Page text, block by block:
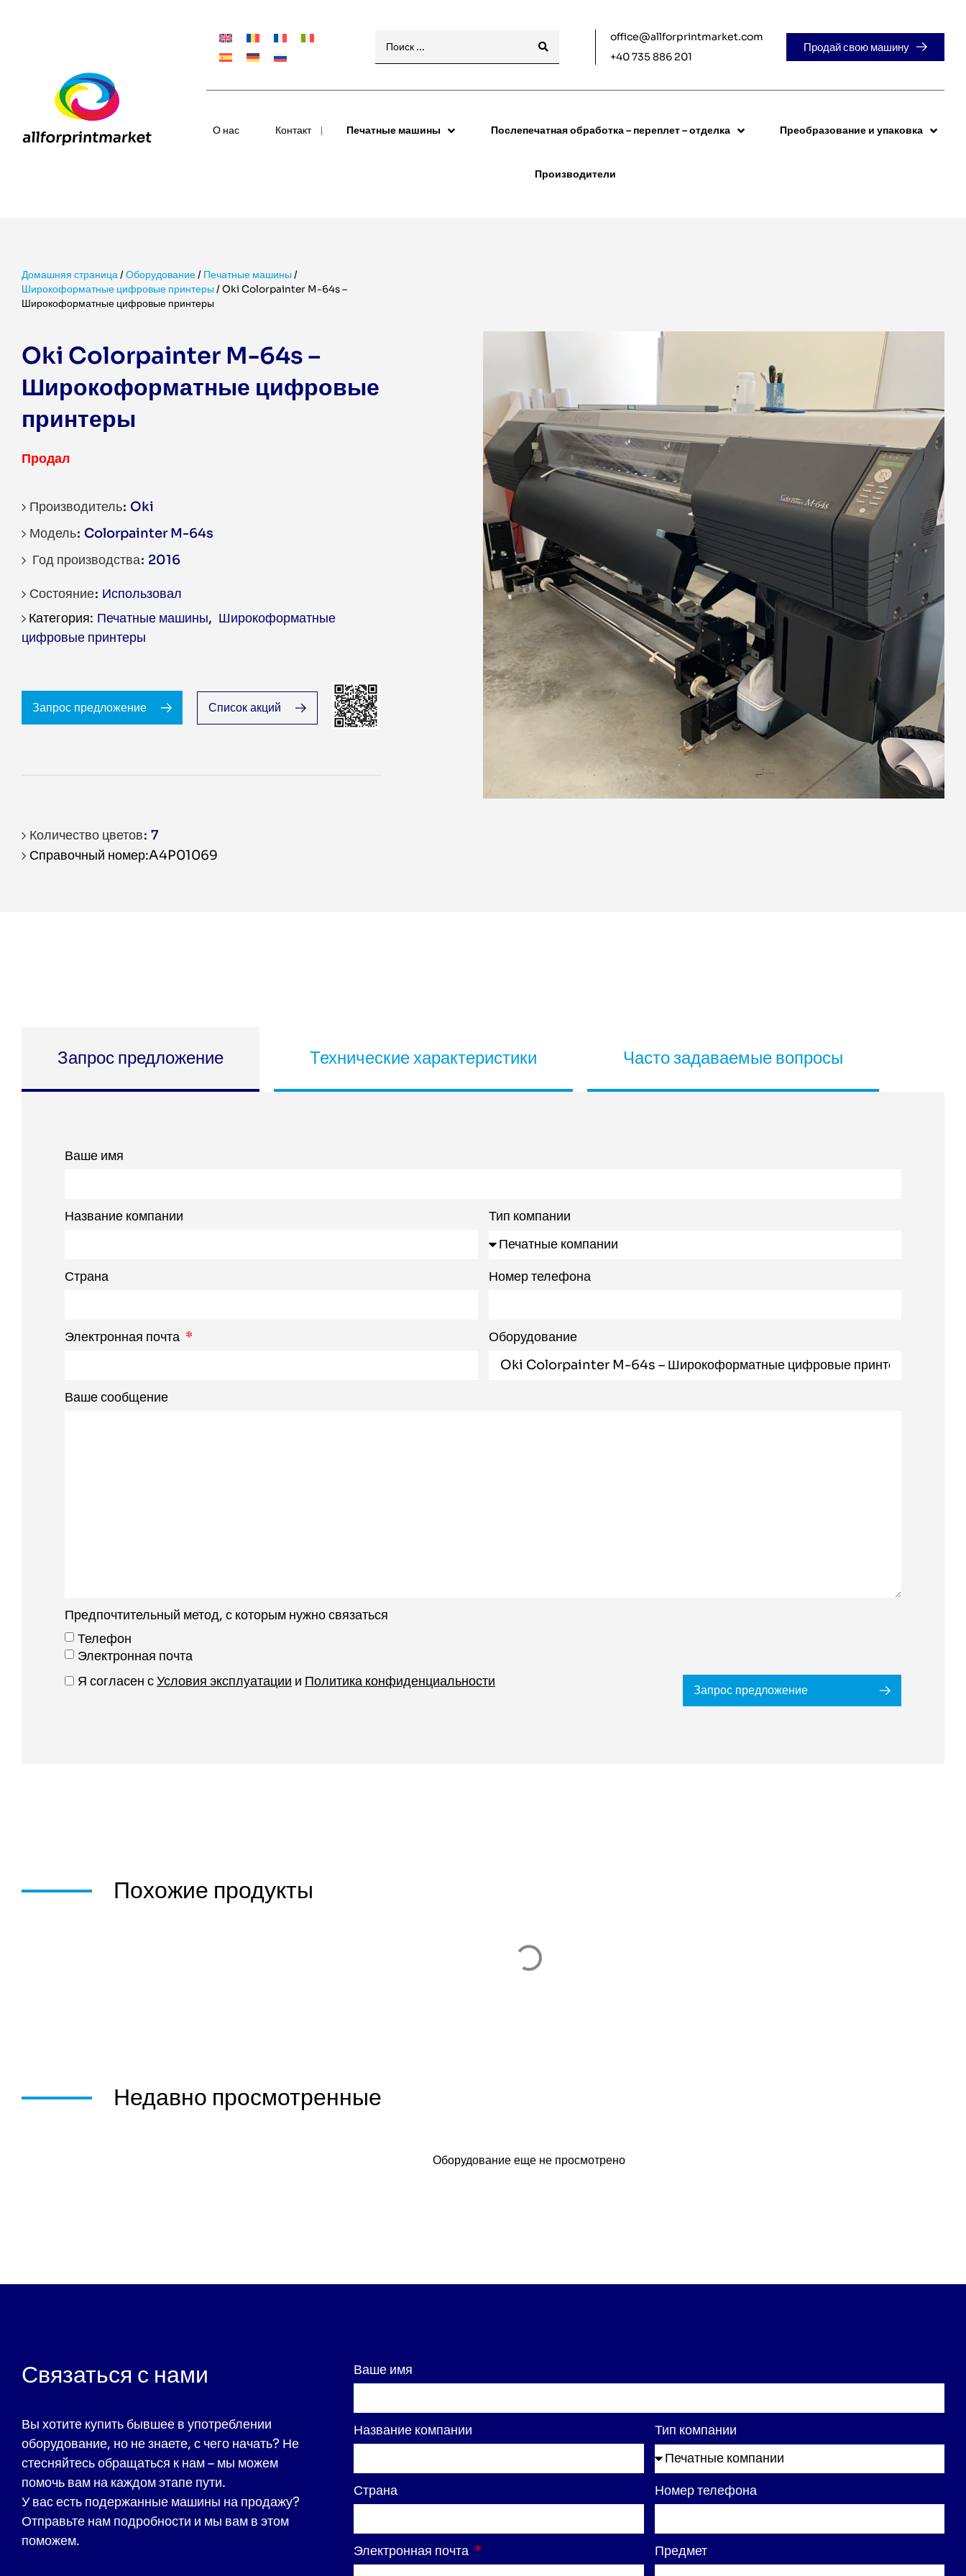
office@allforprintmarket.com
+40 735 886 201
Продай свою машину
О нас Контакт Печатные машины Послепечатная обработка – переплет – отделка Преобразование и упаковка
Производители
Домашняя страница/Оборудование/ Печатные машины /
Широкоформатные цифровые принтеры /Oki Colorpainter M-64s –
Широкоформатные цифровые принтеры
Oki Colorpainter M-64s –
Широкоформатные цифровые
принтеры
Продал
Производитель Oki
Модель Colorpainter M-64s
Год производства 2016
Состояние Использовал
Печатные машины
Широкоформатные
цифровые принтеры
Запрос предложение Список акций
Количество цветов 7
Справочный номер:A4P01069
Запрос предложение Технические характеристики Часто задаваемые вопросы
Ваше имя
Название компании Тип компании
Страна Номер телефона
Электронная почта Оборудование
Ваше сообщение
Предпочтительный метод, с которым нужно связаться
Телефон
Электронная почта
Я согласен сУсловия эксплуатации и Политика конфиденциальности
Запрос предложение
Похожие продукты
Недавно просмотренные
Оборудование еще не просмотрено
Связаться с нами
Вы хотите купить бывшее в употреблении
оборудование, но не знаете, с чего начать? Не
стесняйтесь обращаться к нам – мы можем
помочь вам на каждом этапе пути.
У вас есть подержанные машины на продажу?
Отправьте нам подробности и мы вам в этом
поможем.
Ваше имя
Название компании Тип компании
Страна Номер телефона
Электронная почта Предмет